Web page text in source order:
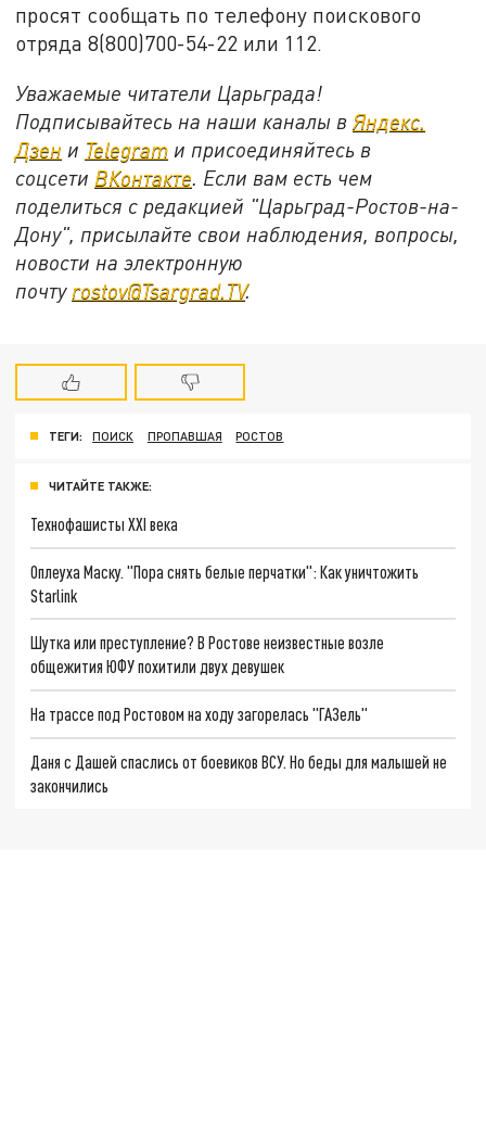
просят сообщать по телефону поискового
отряда 8(800)700-54-22 или 112.
Уважаемые читатели Царьграда!
Подписывайтесь на наши каналы вЯндекс.
Дзен и Telegram и присоединяйтесь в
соцсети ВКонтакте. Если вам есть чем
поделиться с редакцией "Царьград-Ростов-на-
Дону", присылайте свои наблюдения, вопросы,
новости на электронную
почту rostov@Tsargrad.ТV.
ТЕГИ: ПОИСК ПРОПАВШАЯ РОСТОВ
ЧИТАЙТЕ ТАКЖЕ:
Технофашисты XXI века
Оплеуха Маску. "Пора снять белые перчатки": Как уничтожить
Starlink
Шутка или преступление? В Ростове неизвестные возле
общежития ЮФУ похитили двух девушек
На трассе под Ростовом на ходу загорелась "ГАЗель"
Даня с Дашей спаслись от боевиков ВСУ. Но беды для малышей не
закончились